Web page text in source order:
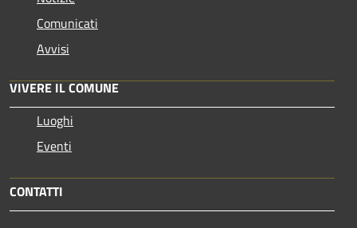
Comunicati
Avvisi
VIVERE IL COMUNE
Luoghi
Eventi
CONTATTI